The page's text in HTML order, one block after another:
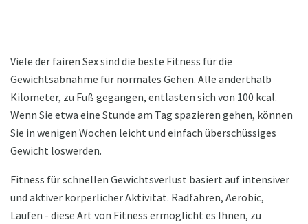
Viele der fairen Sex sind die beste Fitness für die
Gewichtsabnahme für normales Gehen. Alle anderthalb
Kilometer, zu Fuß gegangen, entlasten sich von 100 kcal.
Wenn Sie etwa eine Stunde am Tag spazieren gehen, können
Sie in wenigen Wochen leicht und einfach überschüssiges
Gewicht loswerden.
Fitness für schnellen Gewichtsverlust basiert auf intensiver
und aktiver körperlicher Aktivität. Radfahren, Aerobic,
Laufen - diese Art von Fitness ermöglicht es Ihnen, zu